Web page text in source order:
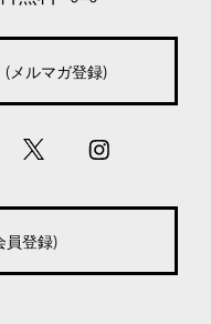
(メルマガ登録)
登録)